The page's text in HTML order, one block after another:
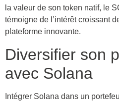
la valeur de son token natif, le
témoigne de l’intérêt croissant
plateforme innovante.
Diversifier son
avec Solana
Intégrer Solana dans un